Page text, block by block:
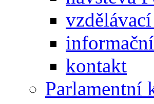
kontakt
Parlamentní